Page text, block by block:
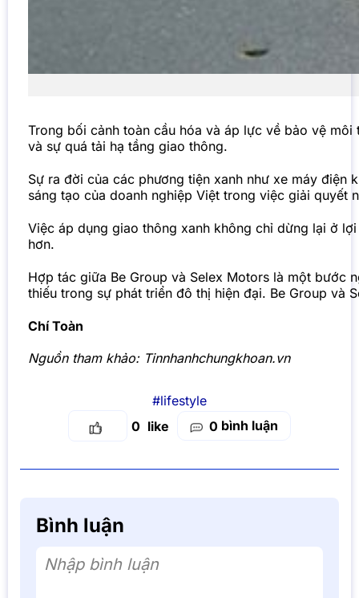
Trong bối cảnh toàn cầu hóa và áp lực về bảo vệ
và sự quá tải hạ tầng giao thông.
Sự ra đời của các phương tiện xanh như xe máy
sáng tạo của doanh nghiệp Việt trong việc giải quyết
Việc áp dụng giao thông xanh không chỉ dừng lại ở
hơn.
Hợp tác giữa Be Group và Selex Motors là một bước
thiếu trong sự phát triển đô thị hiện đại. Be Group và
Chí Toàn
Nguồn tham khảo: Tinnhanhchungkhoan.vn
#lifestyle
0
0 bình luận
Bình luận
Nhập bình luận